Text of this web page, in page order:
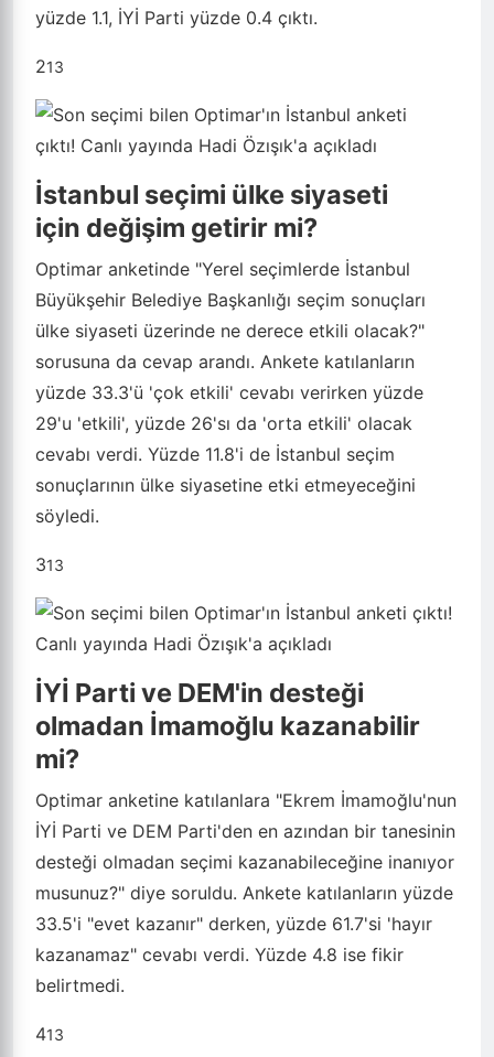
yüzde 1.1, İYİ Parti yüzde 0.4 çıktı.
213
İstanbul seçimi ülke siyaseti
için değişim getirir mi?
Optimar anketinde "Yerel seçimlerde İstanbul
Büyükşehir Belediye Başkanlığı seçim sonuçları
ülke siyaseti üzerinde ne derece etkili olacak?"
sorusuna da cevap arandı. Ankete katılanların
yüzde 33.3'ü 'çok etkili' cevabı verirken yüzde
29'u 'etkili', yüzde 26'sı da 'orta etkili' olacak
cevabı verdi. Yüzde 11.8'i de İstanbul seçim
sonuçlarının ülke siyasetine etki etmeyeceğini
söyledi.
313
İYİ Parti ve DEM'in desteği
olmadan İmamoğlu kazanabilir
mi?
Optimar anketine katılanlara "Ekrem İmamoğlu'nun
İYİ Parti ve DEM Parti'den en azından bir tanesinin
desteği olmadan seçimi kazanabileceğine inanıyor
musunuz?" diye soruldu. Ankete katılanların yüzde
33.5'i "evet kazanır" derken, yüzde 61.7'si 'hayır
kazanamaz" cevabı verdi. Yüzde 4.8 ise fikir
belirtmedi.
413